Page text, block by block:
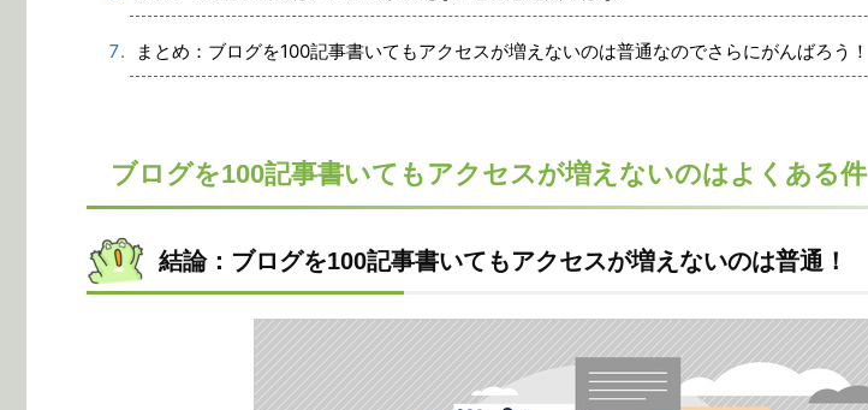
まとめ：ブログを100記事書いてもアクセスが増えないのは普通なのでさらにがんばろう！
ブログを100記事書いてもアクセスが増えないのはよくある件
結論：ブログを100記事書いてもアクセスが増えないのは普通！